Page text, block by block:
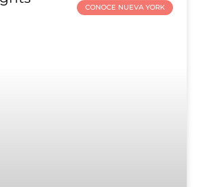
CONOCE NUEVA YORK